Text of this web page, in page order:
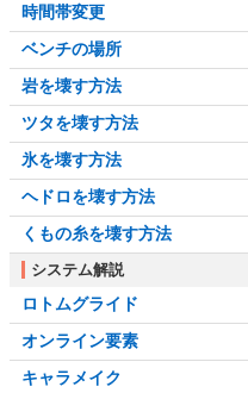
時間帯変更
ベンチの場所
岩を壊す方法
ツタを壊す方法
氷を壊す方法
ヘドロを壊す方法
くもの糸を壊す方法
システム解説
ロトムグライド
オンライン要素
キャラメイク